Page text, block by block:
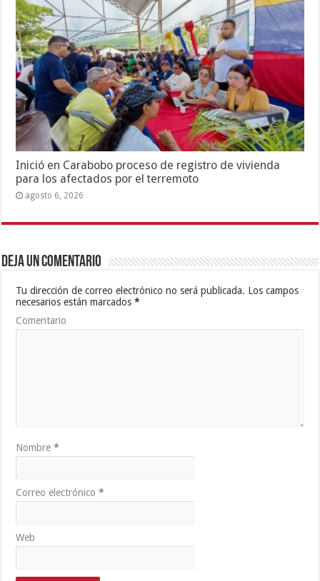
Inició en Carabobo proceso de registro de vivienda
para los afectados por el terremoto
agosto 6, 2026
Deja un comentario
Tu dirección de correo electrónico no será publicada. Los campos
necesarios están marcados*
Comentario
Nombre*
Correo electrónico*
Web